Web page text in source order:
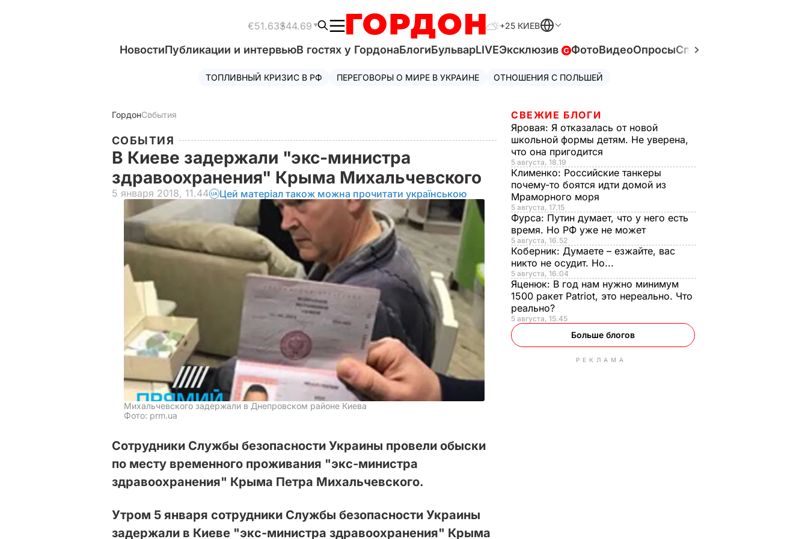
€51.63$44.69 +25 КИЕВ
НовостиПубликации и интервьюВ гостях у ГордонаБлогиБульварLIVEЭксклюзив ФотоВидеоОпросыСпецпроекты
ТОПЛИВНЫЙ КРИЗИС В РФ ПЕРЕГОВОРЫ О МИРЕ В УКРАИНЕ ОТНОШЕНИЯ С ПОЛЬШЕЙ
ГордонСобытия
СОБЫТИЯ
В Киеве задержали "экс-министра
здравоохранения" Крыма Михальчевского
5 января 2018, 11.44 Цей матеріал також можна прочитати українською
Михальчевского задержали в Днепровском районе Киева
Фото: prm.ua
Сотрудники Службы безопасности Украины провели обыски
по месту временного проживания "экс-министра
здравоохранения" Крыма Петра Михальчевского.
Утром 5 января сотрудники Службы безопасности Украины
задержали в Киеве "экс-министра здравоохранения" Крыма
СВЕЖИЕ БЛОГИ
Яровая: Я отказалась от новой
школьной формы детям. Не уверена,
что она пригодится
5 августа, 18.19
Клименко: Российские танкеры
почему-то боятся идти домой из
Мраморного моря
5 августа, 17.15
Фурса: Путин думает, что у него есть
время. Но РФ уже не может
5 августа, 16.52
Коберник: Думаете – езжайте, вас
никто не осудит. Но...
5 августа, 16.04
Яценюк: В год нам нужно минимум
1500 ракет Patriot, это нереально. Что
реально?
5 августа, 15.45
Больше блогов
РЕКЛАМА